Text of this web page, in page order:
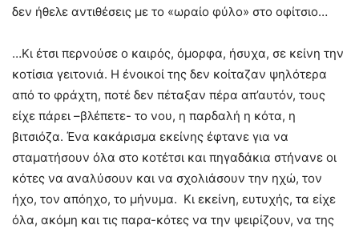
δεν ήθελε αντιθέσεις με το «ωραίο φύλο» στο οφίτσιο…
…Κι έτσι περνούσε ο καιρός, όμορφα, ήσυχα, σε κείνη την
κοτίσια γειτονιά. Η ένοικοί της δεν κοίταζαν ψηλότερα
από το φράχτη, ποτέ δεν πέταξαν πέρα απ’αυτόν, τους
είχε πάρει –βλέπετε- το νου, η παρδαλή η κότα, η
βιτσιόζα. Ένα κακάρισμα εκείνης έφτανε για να
σταματήσουν όλα στο κοτέτσι και πηγαδάκια στήνανε οι
κότες να αναλύσουν και να σχολιάσουν την ηχώ, τον
ήχο, τον απόηχο, το μήνυμα. Κι εκείνη, ευτυχής, τα είχε
όλα, ακόμη και τις παρα-κότες να την ψειρίζουν, να της